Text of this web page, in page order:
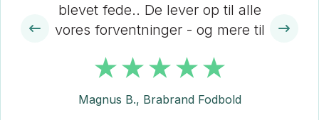
blevet fede.. De lever op til alle
vores forventninger - og mere til
Magnus B., Brabrand Fodbold